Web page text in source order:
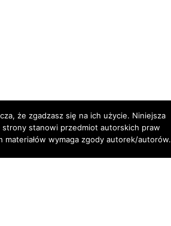
że zgadzasz się na ich użycie. Niniejsza
stanowi przedmiot autorskich praw
wymaga zgody autorek/autorów.